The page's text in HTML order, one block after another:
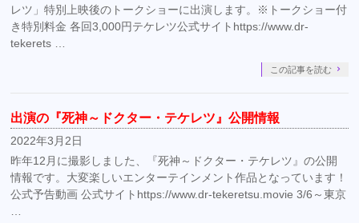
レツ」特別上映後のトークショーに出演します。※トークショー付
き特別料金 各回3,000円テケレツ公式サイトhttps://www.dr-
tekerets …
この記事を読む
出演の『死神～ドクター・テケレツ』公開情報
2022年3月2日
昨年12月に撮影しました、『死神～ドクター・テケレツ』の公開
情報です。大変楽しいエンターテインメント作品となっています！
公式予告動画 公式サイトhttps://www.dr-tekeretsu.movie 3/6～東京